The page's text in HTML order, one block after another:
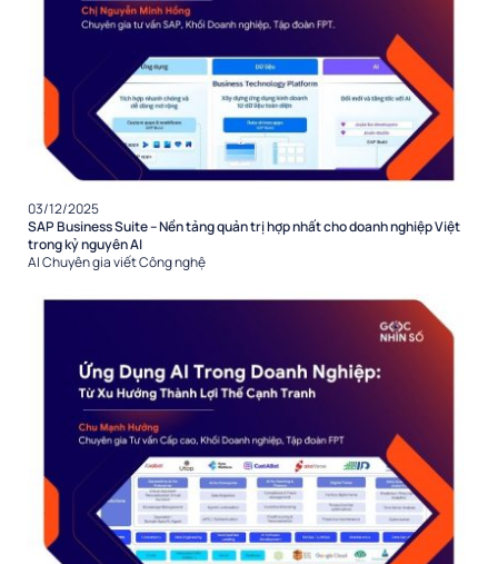
03/12/2025
SAP Business Suite – Nền tảng quản trị hợp nhất cho doanh nghiệp Việt
trong kỷ nguyên AI
AIChuyên gia viếtCông nghệ